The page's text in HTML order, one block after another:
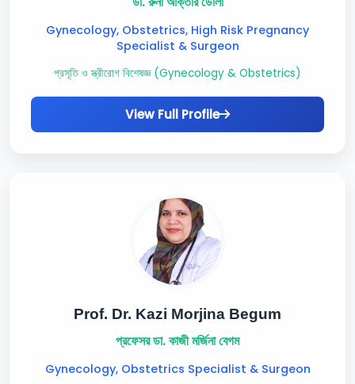
Gynecology, Obstetrics, High Risk Pregnancy
Specialist & Surgeon
প্রসূতি ও স্ত্রীরোগ বিশেষজ্ঞ (Gynecology & Obstetrics)
View Full Profile
Prof. Dr. Kazi Morjina Begum
প্রফেসর ডা. কাজী মর্জিনা বেগম
Gynecology, Obstetrics Specialist & Surgeon